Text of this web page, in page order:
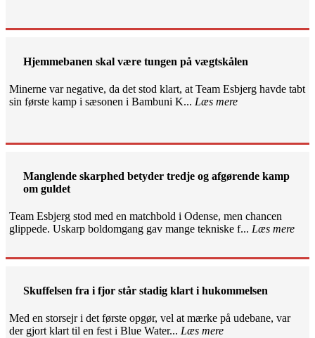
Hjemmebanen skal være tungen på vægtskålen
Minerne var negative, da det stod klart, at Team Esbjerg havde tabt
sin første kamp i sæsonen i Bambuni K... Læs mere
Manglende skarphed betyder tredje og afgørende kamp
om guldet
Team Esbjerg stod med en matchbold i Odense, men chancen
glippede. Uskarp boldomgang gav mange tekniske f... Læs mere
Skuffelsen fra i fjor står stadig klart i hukommelsen
Med en storsejr i det første opgør, vel at mærke på udebane, var
der gjort klart til en fest i Blue Water... Læs mere